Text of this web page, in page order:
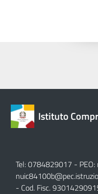
Istituto
Tel: 0784829017 - PEO:
- Cod. Fisc.